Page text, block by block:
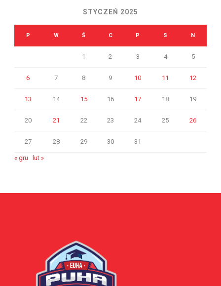
STYCZEŃ 2025
P W Ś C P S N
1 2 3 4 5
6 7 8 9 10 11 12
13 14 15 16 17 18 19
20 21 22 23 24 25 26
27 28 29 30 31
« gru lut »